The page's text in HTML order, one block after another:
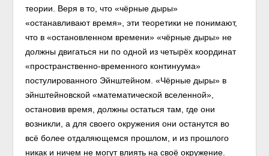
теории. Веря в то, что «чёрные дыры»
«останавливают время», эти теоретики не понимают,
что в «остановленном времени» «чёрные дыры» не
должны двигаться ни по одной из четырёх координат
«пространственно-временного континуума»
постулированного Эйнштейном. «Чёрные дыры» в
эйнштейновской «математической вселенной»,
остановив время, должны остаться там, где они
возникли, а для своего окружения они останутся во
всё более отдаляющемся прошлом, и из прошлого
никак и ничем не могут влиять на своё окружение.